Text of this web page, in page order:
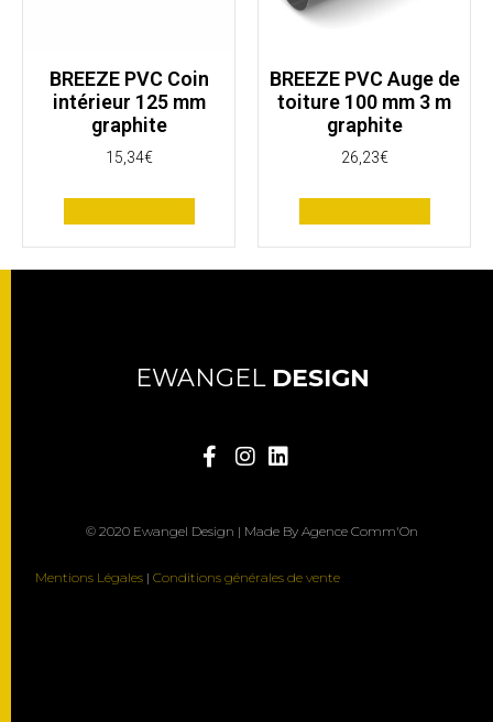
BREEZE PVC Coin
intérieur 125 mm
graphite
15,34€
BREEZE PVC Auge de
toiture 100 mm 3 m
graphite
26,23€
EWANGEL DESIGN
© 2020 Ewangel Design | Made By Agence Comm'On
Mentions Légales |Conditions générales de vente